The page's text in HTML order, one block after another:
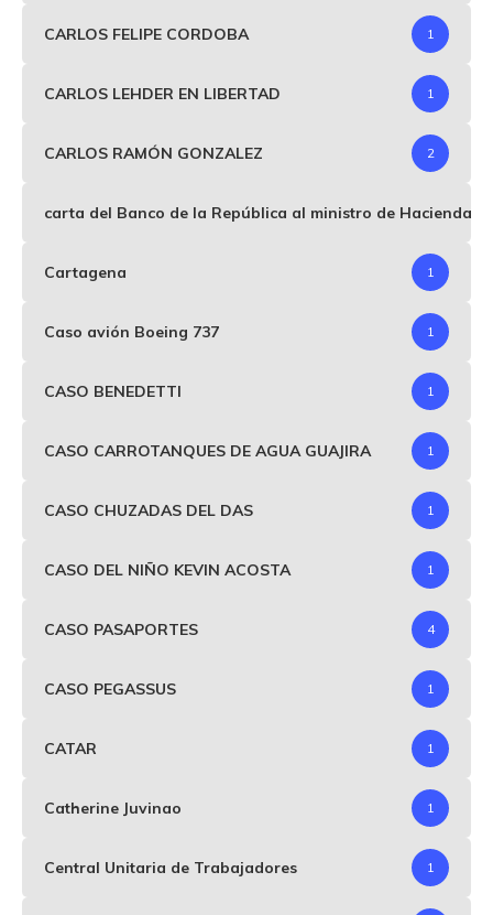
CARLOS FELIPE CORDOBA 1
CARLOS LEHDER EN LIBERTAD 1
CARLOS RAMÓN GONZALEZ 2
carta del Banco de la República al ministro de Hacienda
Cartagena 1
Caso avión Boeing 737 1
CASO BENEDETTI 1
CASO CARROTANQUES DE AGUA GUAJIRA 1
CASO CHUZADAS DEL DAS 1
CASO DEL NIÑO KEVIN ACOSTA 1
CASO PASAPORTES 4
CASO PEGASSUS 1
CATAR 1
Catherine Juvinao 1
Central Unitaria de Trabajadores 1